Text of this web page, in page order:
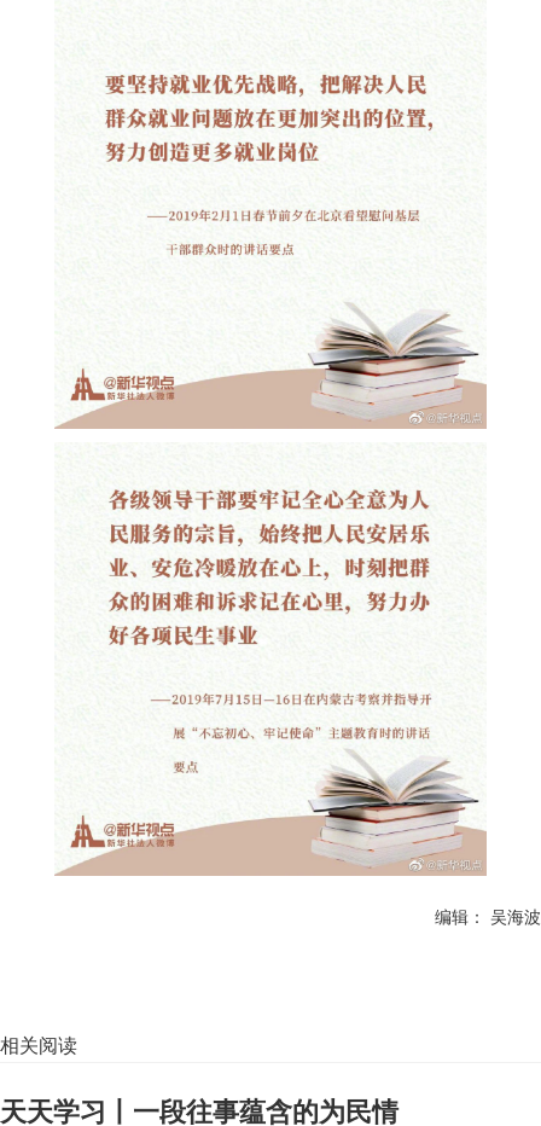
编辑： 吴海波
相关阅读
天天学习丨一段往事蕴含的为民情